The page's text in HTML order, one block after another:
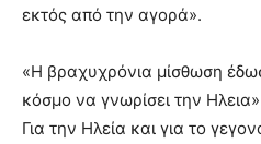
εκτός από την αγορά».
«Η βραχυχρόνια μίσθωση
κόσμο να γνωρίσει την Ηλεια»
Για την Ηλεία και για το